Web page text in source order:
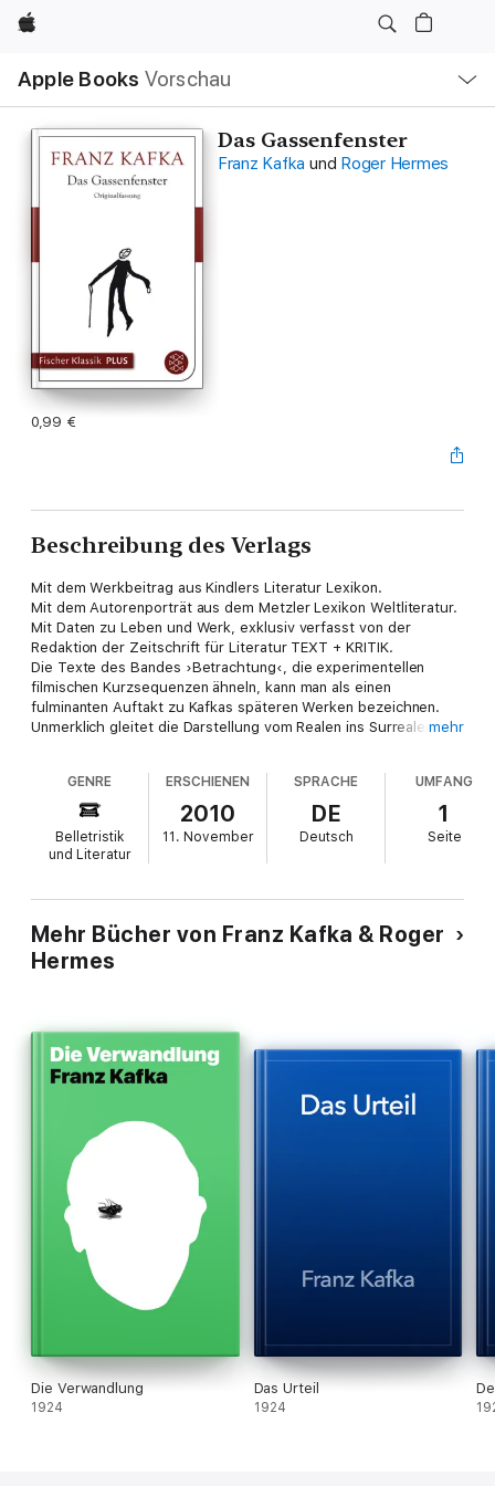
Apple
Apple Books Vorschau
Navigation
Menü
öffnen
Das Gassenfenster
Franz Kafka und Roger Hermes
0,99 €
Beschreibung des Verlags
Mit dem Werkbeitrag aus Kindlers Literatur Lexikon.
Mit dem Autorenporträt aus dem Metzler Lexikon Weltliteratur.
Mit Daten zu Leben und Werk, exklusiv verfasst von der
Redaktion der Zeitschrift für Literatur TEXT + KRITIK.
Die Texte des Bandes ›Betrachtung‹, die experimentellen
filmischen Kurzsequenzen ähneln, kann man als einen
fulminanten Auftakt zu Kafkas späteren Werken bezeichnen.
Unmerklich gleitet die Darstellung vom Realen ins Surreale
von Stund an sein ganzes Leben ändert, ein neuer Mensch
wird« (Max Brod).
mehr
GENRE
Belletristik
und Literatur
ERSCHIENEN
2010
11. November
SPRACHE
DE
Deutsch
UMFANG
1
Seite
Mehr Bücher von Franz Kafka & Roger
Hermes
Die Verwandlung
1924
Das Urteil
1924